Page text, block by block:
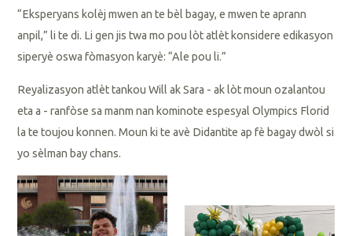
“Eksperyans kolèj mwen an te bèl bagay, e mwen te aprann
anpil,” li te di. Li gen jis twa mo pou lòt atlèt konsidere edikasyon
siperyè oswa fòmasyon karyè: “Ale pou li.”
Reyalizasyon atlèt tankou Will ak Sara - ak lòt moun ozalantou
eta a - ranfòse sa manm nan kominote espesyal Olympics Florid
la te toujou konnen. Moun ki te avè Didantite ap fè bagay dwòl si
yo sèlman bay chans.